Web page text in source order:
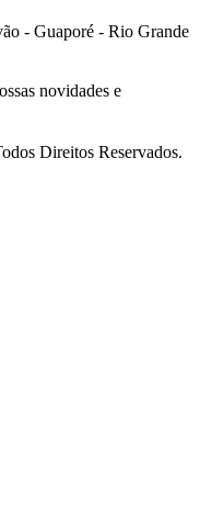
- Guaporé - Rio Grande
novidades e
Direitos Reservados.